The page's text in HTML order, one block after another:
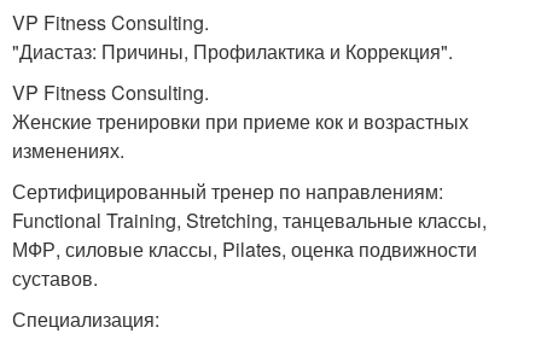
VP Fitness Consulting.
"Диастаз: Причины, Профилактика и Коррекция".
VP Fitness Consulting.
Женские тренировки при приеме кок и возрастных
изменениях.
Сертифицированный тренер по направлениям:
Functional Training, Stretching, танцевальные классы,
МФР, силовые классы, Pilates, оценка подвижности
суставов.
Специализация: